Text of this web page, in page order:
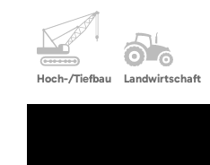
Hoch-/Tiefbau Landwirtschaft